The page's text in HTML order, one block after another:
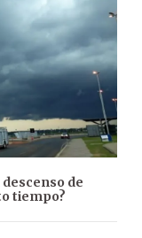
de
tiempo?